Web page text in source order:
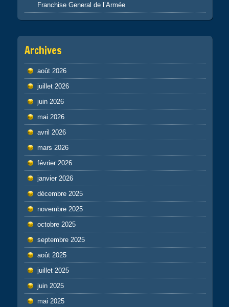
Franchise General de l’Armée
Archives
août 2026
juillet 2026
juin 2026
mai 2026
avril 2026
mars 2026
février 2026
janvier 2026
décembre 2025
novembre 2025
octobre 2025
septembre 2025
août 2025
juillet 2025
juin 2025
mai 2025